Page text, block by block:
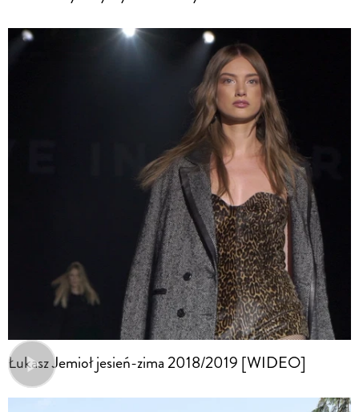
Łukasz Jemioł jesień-zima 2018/2019 [WIDEO]